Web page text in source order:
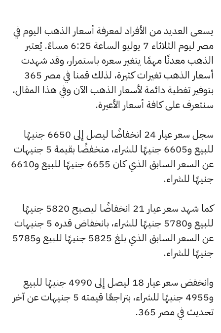
يسعى العديد من الأفراد لمعرفة أسعار الذهب اليوم في
مصر ليوم الثلاثاء 7 يوليو الساعة 6:25 مساءً. يُعتبر
الذهب معدنًا مهمًا يتغير سعره باستمرار، وقد شهدت
أسعار الذهب تغيرات كثيرة، لذلك قمنا في مصر 365
بتوفير تغطية دائمة لأسعار الذهب الآن وفي هذا المقال،
سنتعرف على كافة أسعار الأعيرة.
سجل سعر عيار 24 انخفاضًا ليصل إلى 6650 جنيهًا
للبيع و6605 جنيهًا للشراء، منخفضًا بقيمة 5 جنيهات
عن السعر السابق الذي كان 6655 جنيهًا للبيع و6610
جنيهًا للشراء.
كما شهد سعر عيار 21 انخفاضًا ليصبح 5820 جنيهًا
للبيع و5780 جنيهًا للشراء، بانخفاض قدره 5 جنيهات
عن السعر السابق الذي بلغ 5825 جنيهًا للبيع و5785
جنيهًا للشراء.
وانخفض سعر عيار 18 ليصل إلى 4990 جنيهًا للبيع
و4955 جنيهًا للشراء، بتراجعًا قيمته 5 جنيهات عن آخر
تحديث في مصر 365.